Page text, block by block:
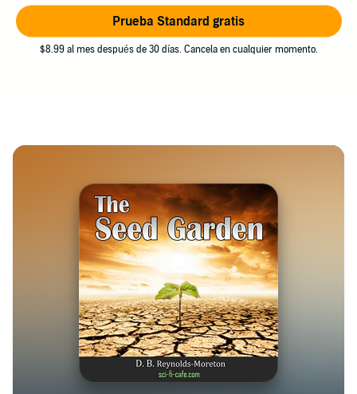
Prueba Standard gratis
$8.99 al mes después de 30 días. Cancela en cualquier momento.